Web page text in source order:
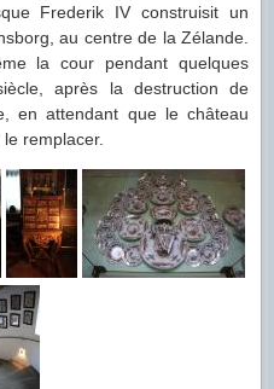
Frederik IV construisit un
au centre de la Zélande.
la cour pendant quelques
après la destruction de
en attendant que le château
remplacer.